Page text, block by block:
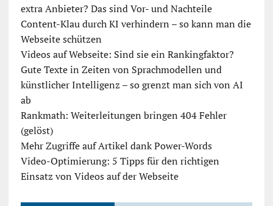
extra Anbieter? Das sind Vor- und Nachteile
Content-Klau durch KI verhindern – so kann man die
Webseite schützen
Videos auf Webseite: Sind sie ein Rankingfaktor?
Gute Texte in Zeiten von Sprachmodellen und
künstlicher Intelligenz – so grenzt man sich von AI
ab
Rankmath: Weiterleitungen bringen 404 Fehler
(gelöst)
Mehr Zugriffe auf Artikel dank Power-Words
Video-Optimierung: 5 Tipps für den richtigen
Einsatz von Videos auf der Webseite